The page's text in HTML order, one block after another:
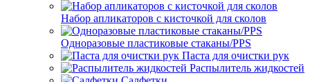
Набор апликаторов с кисточкой для сколов
Одноразовые пластиковые стаканы/PPS
Паста для очистки рук
Распылитель жидкостей